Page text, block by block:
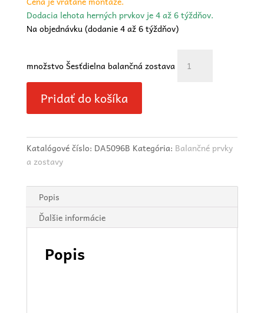
Dodacia lehota herných prvkov je 4 až 6 týždňov.
Na objednávku (dodanie 4 až 6 týždňov)
množstvo Šesťdielna balančná zostava
Pridať do košíka
Katalógové číslo: DA5096B Kategória: Balančné prvky
a zostavy
Popis
Ďalšie informácie
Popis